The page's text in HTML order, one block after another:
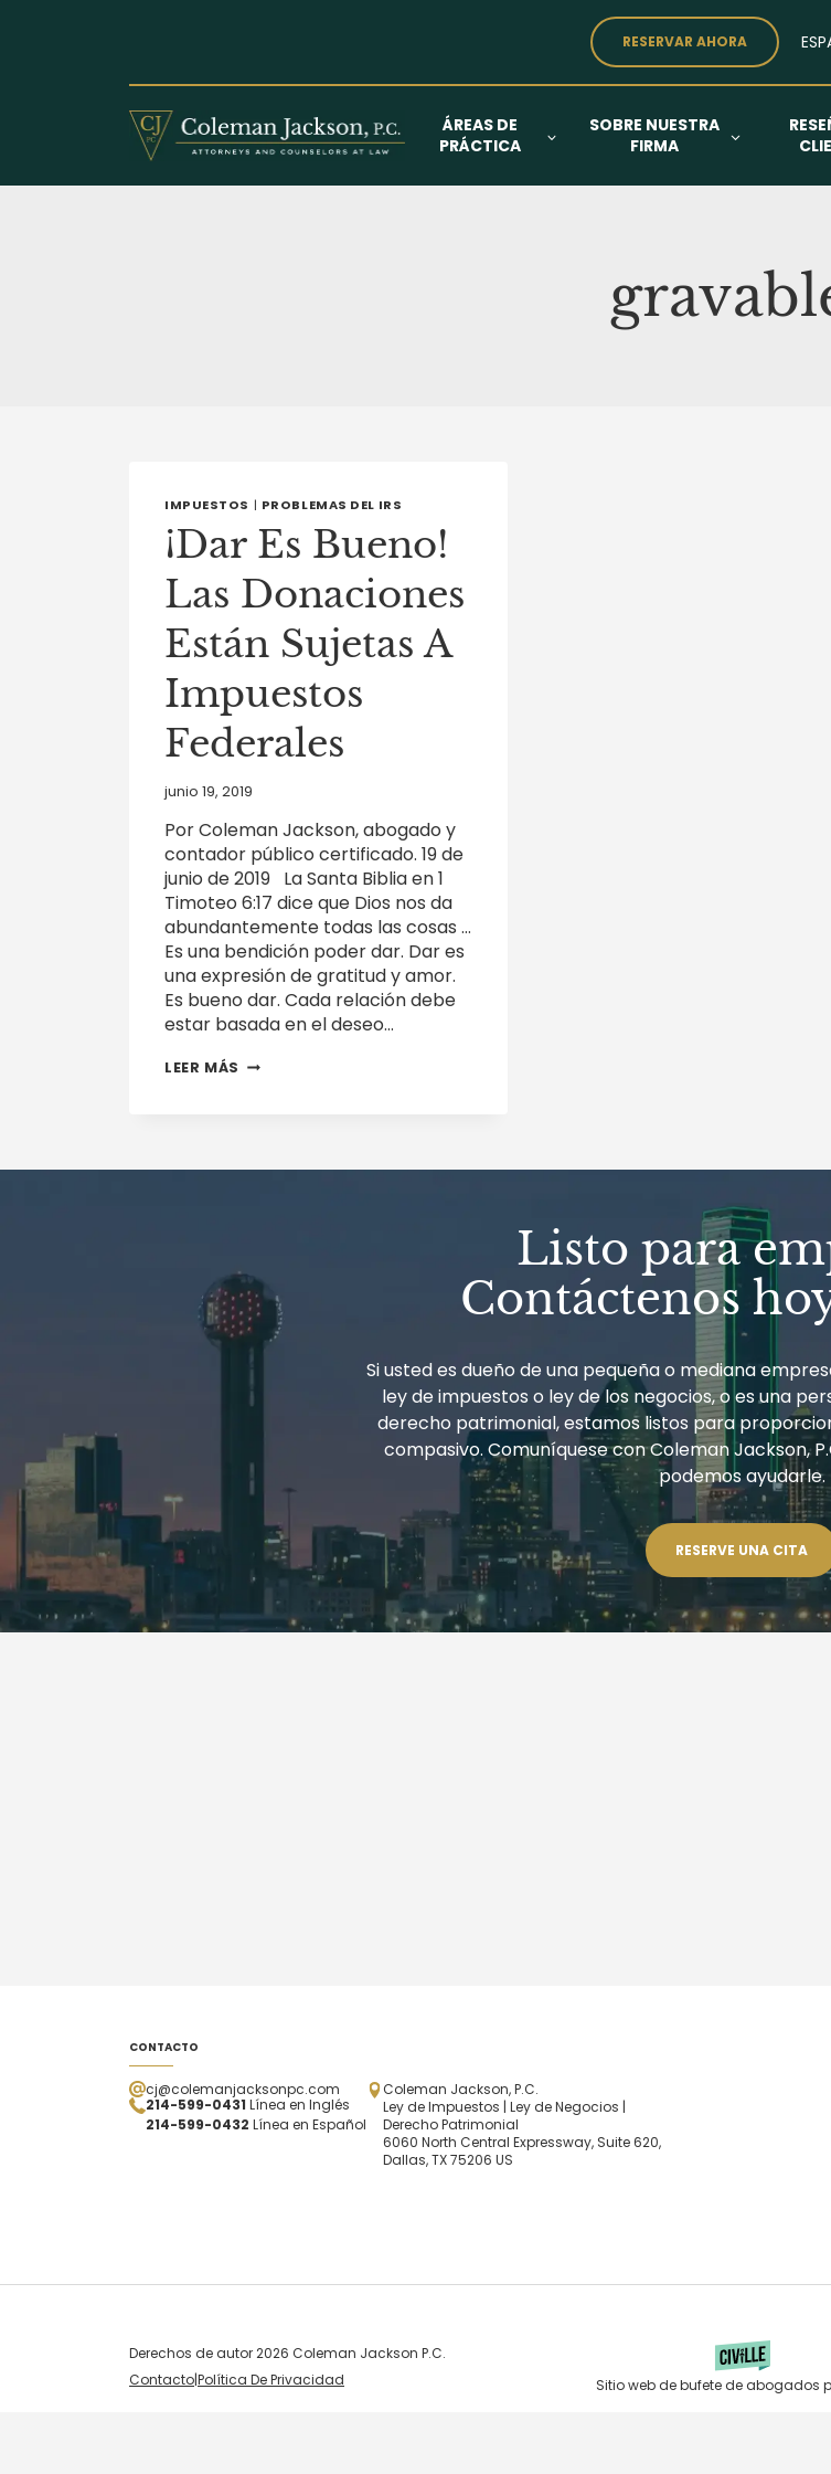
RESERVAR AHORA
ÁREAS DE
PRÁCTICA
SOBRE NUESTRA
FIRMA
IMPUESTOS | PROBLEMAS DEL IRS
¡Dar Es Bueno!
Las Donaciones
Están Sujetas A
Impuestos
Federales
junio 19, 2019
Por Coleman Jackson, abogado y
contador público certificado. 19 de
junio de 2019 La Santa Biblia en 1
Timoteo 6:17 dice que Dios nos da
abundantemente todas las cosas …
Es una bendición poder dar. Dar es
una expresión de gratitud y amor.
Es bueno dar. Cada relación debe
estar basada en el deseo…
LEER MÁS ¡DAR
SUJETAS
Listo para
Contáctenos
Si usted es dueño de una pequeña o mediana
ley de impuestos o ley de los negocios, o es una
derecho patrimonial, estamos listos para
compasivo. Comuníquese con Coleman Jackson,
podemos ayudarle.
RESERVE UNA CITA
CONTACTO
cj@colemanjacksonpc.com
214-599-0431 Línea en Inglés
214-599-0432 Línea en Español
Coleman Jackson, P.C.
Ley de Impuestos | Ley de Negocios |
Derecho Patrimonial
6060 North Central Expressway, Suite 620,
Dallas, TX 75206 US
Derechos de autor 2026 Coleman Jackson P.C.
Contacto|Política De Privacidad Sitio web de bufete de abogados